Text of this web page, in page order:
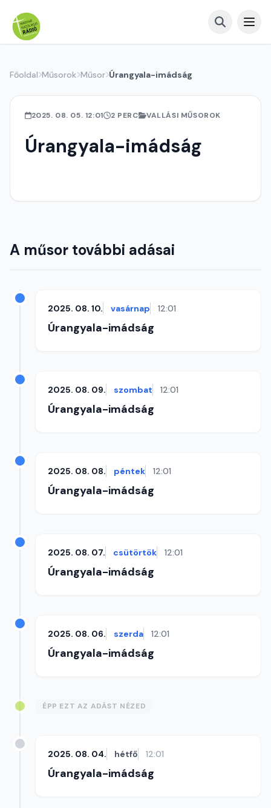
Főoldal Műsorok Műsor Úrangyala-imádság
2025. 08. 05. 12:01 2 PERC VALLÁSI MŰSOROK
Úrangyala-imádság
A műsor további adásai
2025. 08. 10. vasárnap 12:01
Úrangyala-imádság
2025. 08. 09. szombat 12:01
Úrangyala-imádság
2025. 08. 08. péntek 12:01
Úrangyala-imádság
2025. 08. 07. csütörtök 12:01
Úrangyala-imádság
2025. 08. 06. szerda 12:01
Úrangyala-imádság
ÉPP EZT AZ ADÁST NÉZED
2025. 08. 04. hétfő 12:01
Úrangyala-imádság